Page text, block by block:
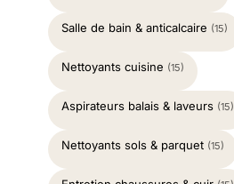
Salle de bain & anticalcaire (15)
Nettoyants cuisine (15)
Aspirateurs balais & laveurs (15)
Nettoyants sols & parquet (15)